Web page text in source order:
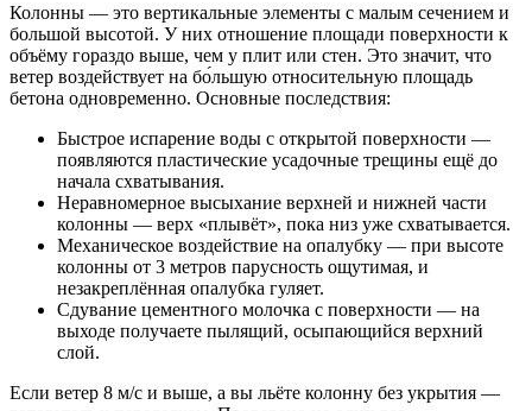
Колонны — это вертикальные элементы с малым сечением и
большой высотой. У них отношение площади поверхности к
объёму гораздо выше, чем у плит или стен. Это значит, что
ветер воздействует на бо́льшую относительную площадь
бетона одновременно. Основные последствия:
Быстрое испарение воды с открытой поверхности —
появляются пластические усадочные трещины ещё до
начала схватывания.
Неравномерное высыхание верхней и нижней части
колонны — верх «плывёт», пока низ уже схватывается.
Механическое воздействие на опалубку — при высоте
колонны от 3 метров парусность ощутимая, и
незакреплённая опалубка гуляет.
Сдувание цементного молочка с поверхности — на
выходе получаете пылящий, осыпающийся верхний
слой.
Если ветер 8 м/с и выше, а вы льёте колонну без укрытия —